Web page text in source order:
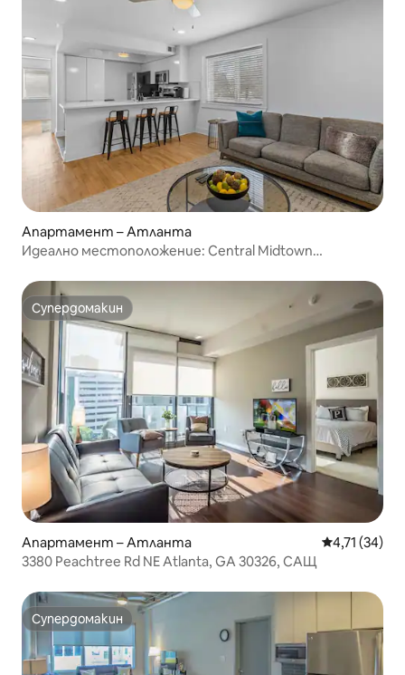
Апартамент – Атланта
Идеално местоположение: Central Midtown
Супердомакин
Супердомакин
Апартамент – Атланта Средна
4,71 (34)
3380 Peachtree Rd NE Atlanta, GA 30326, САЩ
Супердомакин
Супердомакин